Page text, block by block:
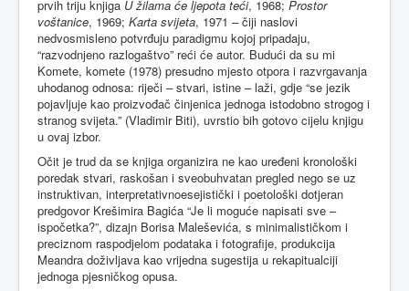
prvih triju knjiga U žilama će ljepota teći, 1968; Prostor
voštanice, 1969; Karta svijeta, 1971 – čiji naslovi
nedvosmisleno potvrđuju paradigmu kojoj pripadaju,
“razvodnjeno razlogaštvo” reći će autor. Budući da su mi
Komete, komete (1978) presudno mjesto otpora i razvrgavanja
uhodanog odnosa: riječi – stvari, istine – laži, gdje “se jezik
pojavljuje kao proizvođač činjenica jednoga istodobno strogog i
stranog svijeta.” (Vladimir Biti), uvrstio bih gotovo cijelu knjigu
u ovaj izbor.
Očit je trud da se knjiga organizira ne kao uređeni kronološki
poredak stvari, raskošan i sveobuhvatan pregled nego se uz
instruktivan, interpretativnoesejistički i poetološki dotjeran
predgovor Krešimira Bagića “Je li moguće napisati sve –
ispočetka?”, dizajn Borisa Maleševića, s minimalističkom i
preciznom raspodjelom podataka i fotografije, produkcija
Meandra doživljava kao vrijedna sugestija u rekapitualciji
jednoga pjesničkog opusa.